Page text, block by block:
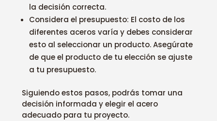
la decisión correcta.
Considera el presupuesto: El costo de los
diferentes aceros varía y debes considerar
esto al seleccionar un producto. Asegúrate
de que el producto de tu elección se ajuste
a tu presupuesto.
Siguiendo estos pasos, podrás tomar una
decisión informada y elegir el acero
adecuado para tu proyecto.